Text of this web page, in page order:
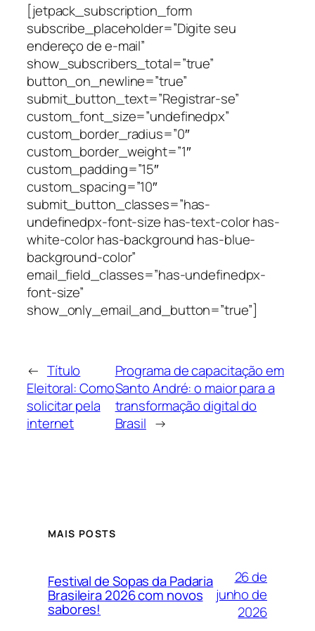
[jetpack_subscription_form
subscribe_placeholder=”Digite seu
endereço de e-mail”
show_subscribers_total=”true”
button_on_newline=”true”
submit_button_text=”Registrar-se”
custom_font_size=”undefinedpx”
custom_border_radius=”0″
custom_border_weight=”1″
custom_padding=”15″
custom_spacing=”10″
submit_button_classes=”has-
undefinedpx-font-size has-text-color has-
white-color has-background has-blue-
background-color”
email_field_classes=”has-undefinedpx-
font-size”
show_only_email_and_button=”true”]
← Título
Eleitoral: Como
solicitar pela
internet
Programa de capacitação em
Santo André: o maior para a
transformação digital do
Brasil →
MAIS POSTS
Festival de Sopas da Padaria
Brasileira 2026 com novos
sabores!
26 de
junho de
2026